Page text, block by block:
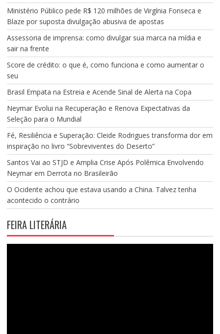
Ministério Público pede R$ 120 milhões de Virgínia Fonseca e
Blaze por suposta divulgação abusiva de apostas
Assessoria de imprensa: como divulgar sua marca na mídia e
sair na frente
Score de crédito: o que é, como funciona e como aumentar o
seu
Brasil Empata na Estreia e Acende Sinal de Alerta na Copa
Neymar Evolui na Recuperação e Renova Expectativas da
Seleção para o Mundial
Fé, Resiliência e Superação: Cleide Rodrigues transforma dor em
inspiração no livro “Sobreviventes do Deserto”
Santos Vai ao STJD e Amplia Crise Após Polêmica Envolvendo
Neymar em Derrota no Brasileirão
O Ocidente achou que estava usando a China. Talvez tenha
acontecido o contrário
FEIRA LITERÁRIA